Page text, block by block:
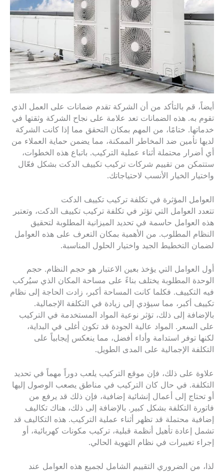
أيضاً، قم بالتأكد من أن الشركة تقدم ضمانات على العمل الذي
تقوم به. هذه الضمانات تعد علامة على نجاح الشركة وثقتها في
خدماتها. ختامًا، من المهم بمكان التحقق مما إذا كانت الشركة
لديها تأمين ضد المخاطر الممكنة، مما يضمن حماية العملاء من
أي أضرار محتملة أثناء عملية التركيب. باتباع هذه الخطوات،
ستتمكن من تقييم شركات تركيب تكييف الدكت بشكل فعّال
واختيار الخيار الأنسب لاحتياجاتك.
العوامل المؤثرة في تكلفة تركيب تكييف الدكت
تتعدد العوامل التي تؤثر في تكلفة تركيب تكييف الدكت، وتعتبر
هذه العوامل حاسمة في تحديد الميزانية المطلوبة لتحقيق
النظام المطلوب. من الأهمية بمكان التعرف على هذه العوامل
لضمان التخطيط الجيد واختيار الحلول المناسبة.
أول العوامل التي يؤخذ بعين الاعتبار هو حجم النظام. حجم
الوحدة المطلوبة يختلف بناءً على مساحة المكان الذي سيُركب
فيه التكييف. فكلما كانت المساحة أكبر، زادت الحاجة إلى نظام
تكييف أكبر، مما سيؤدي إلى زيادة في التكلفة الإجمالية.
بالإضافة إلى ذلك، تؤثر نوعية المواد المستخدمة في التركيب
على السعر. المواد عالية الجودة قد تكون أغلى في البداية،
لكنها توفر استدامة وأداء أفضل، مما ينعكس إيجابياً على
التكلفة الإجمالية على المدى الطويل.
علاوة على ذلك، فإن موقع التركيب يلعب دوراً مهماً في تحديد
التكلفة. في حال كان التركيب في مناطق يصعب الوصول إليها
أو تحتاج إلى أعمال إنشائية إضافية، فإن ذلك قد يرفع من
فاتورة التكلفة بشكل كبير. بالإضافة إلى ذلك، هناك تكاليف
إضافية محتملة قد تظهر أثناء عملية التركيب. هذه التكاليف قد
تشمل إعادة تأهيل أنظمة قبلية، تركيب مكونات كهربائية، أو
إجراء تغييرات في نظام التهوية الحالي.
لذا، من الضروري التقييم الشامل لجميع هذه العوامل عند